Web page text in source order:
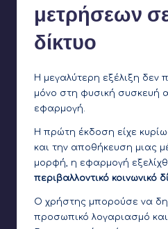
μετρήσεων
δίκτυο
Η μεγαλύτερη εξέλιξη δεν
μόνο στη φυσική συσκευή
εφαρμογή.
Η πρώτη έκδοση είχε
και την αποθήκευση μιας
μορφή, η εφαρμογή
περιβαλλοντικό κοινωνικό
Ο χρήστης μπορούσε να
προσωπικό λογαριασμό